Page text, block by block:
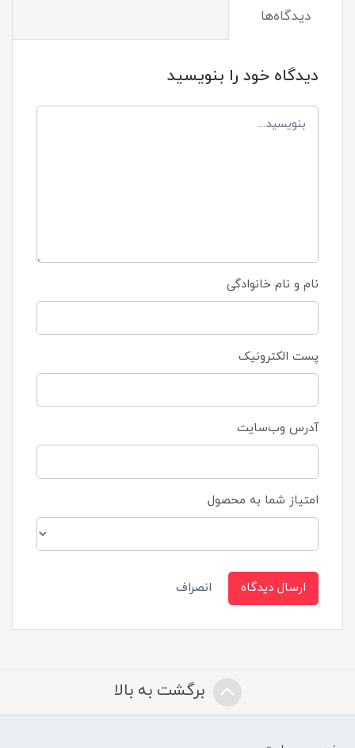
دیدگاه‌ها
دیدگاه خود را بنویسید
نام و نام خانوادگی
پست الکترونیک
آدرس وب‌سایت
امتیاز شما به محصول
ارسال دیدگاه انصراف
برگشت به بالا